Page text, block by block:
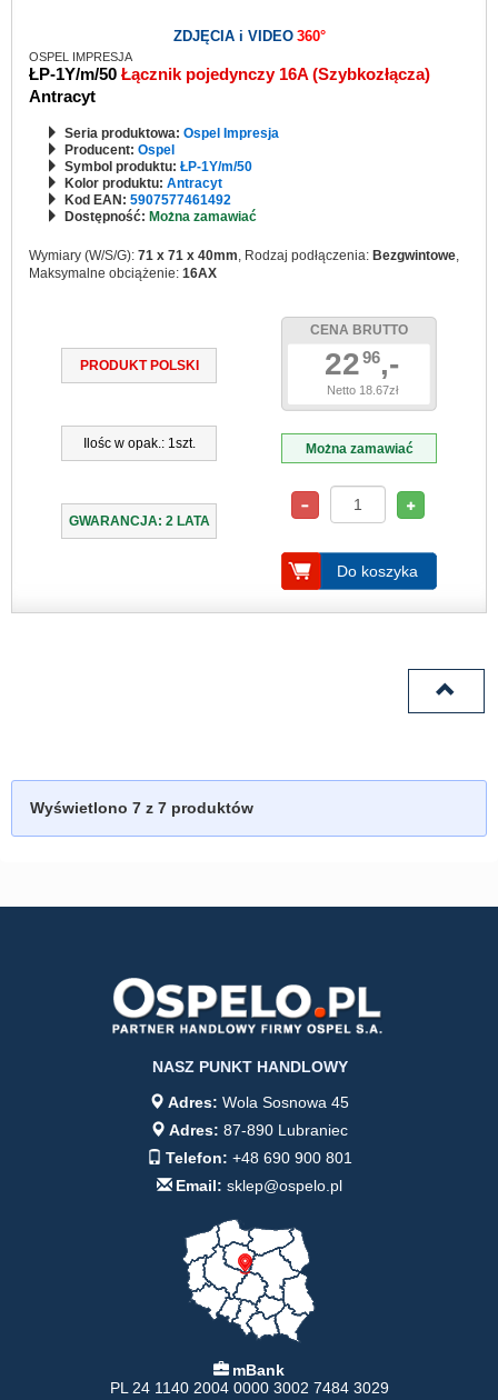
ZDJĘCIA i VIDEO 360°
OSPEL IMPRESJA
ŁP-1Y/m/50 Łącznik pojedynczy 16A (Szybkozłącza)
Antracyt
Seria produktowa: Ospel Impresja
Producent: Ospel
Symbol produktu: ŁP-1Y/m/50
Kolor produktu: Antracyt
Kod EAN: 5907577461492
Dostępność: Można zamawiać
Wymiary (W/S/G): 71 x 71 x 40mm, Rodzaj podłączenia: Bezgwintowe,
Maksymalne obciążenie: 16AX
PRODUKT POLSKI
Ilośc w opak.: 1szt.
GWARANCJA: 2 LATA
CENA BRUTTO
2296,-
Netto 18.67zł
Można zamawiać
Do koszyka
Wyświetlono 7 z 7 produktów
NASZ PUNKT HANDLOWY
Adres: Wola Sosnowa 45
Adres: 87-890 Lubraniec
Telefon: +48 690 900 801
Email: sklep@ospelo.pl
mBank
PL 24 1140 2004 0000 3002 7484 3029